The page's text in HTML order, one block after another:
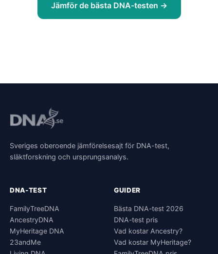
Jämför de bästa DNA-testen →
Sveriges oberoende jämförelsesajt för DNA-test,
släktforskning och ursprungsanalys.
DNA-TEST
FamilyTreeDNA
AncestryDNA
MyHeritage DNA
23andMe
GUIDER
Bästa DNA-test 2026
DNA-test pris
Vad kostar Ancestry?
Vad kostar MyHeritage?